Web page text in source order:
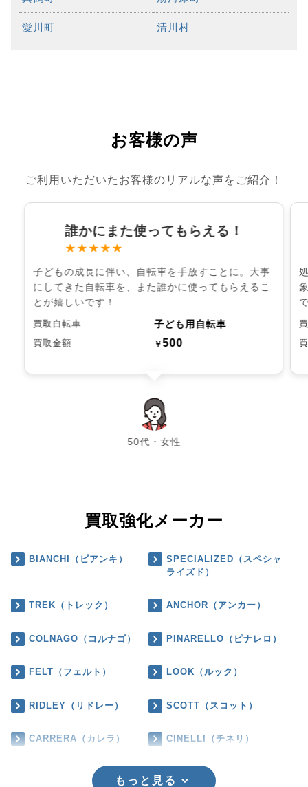
愛川町 清川村
お客様の声
ご利用いただいたお客様のリアルな声をご紹介！
誰かにまた使ってもらえる！
★★★★★
子どもの成長に伴い、自転車を手放すことに。大事
にしてきた自転車を、また誰かに使ってもらえるこ
とが嬉しいです！
買取自転車 子ども用自転車
買取金額 ￥500
50代・女性
chevron_left chevron_right
買取強化メーカー
BIANCHI（ビアンキ）
SPECIALIZED（スペシャ
ライズド）
TREK（トレック） ANCHOR（アンカー）
COLNAGO（コルナゴ） PINARELLO（ピナレロ）
FELT（フェルト） LOOK（ルック）
RIDLEY（リドレー） SCOTT（スコット）
CARRERA（カレラ） CINELLI（チネリ）
もっと見る